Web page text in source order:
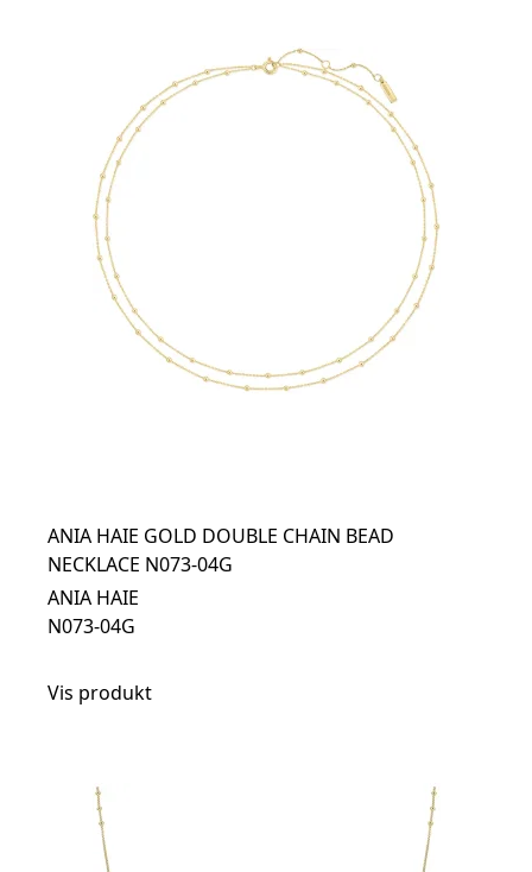
ANIA HAIE GOLD DOUBLE CHAIN BEAD
NECKLACE N073-04G
ANIA HAIE
N073-04G
Vis produkt